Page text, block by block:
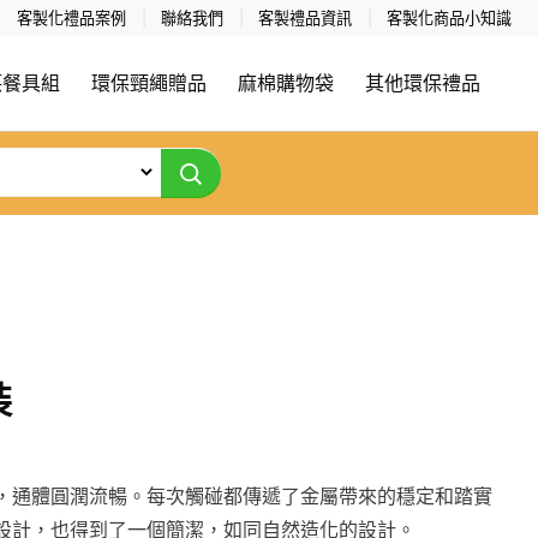
客製化禮品案例 聯絡我們 客製禮品資訊 客製化商品小知識
具組 環保頸繩贈品 麻棉購物袋 其他環保禮品
通體圓潤流暢。每次觸碰都傳遞了金屬帶來的穩定和踏實
計，也得到了一個簡潔，如同自然造化的設計。